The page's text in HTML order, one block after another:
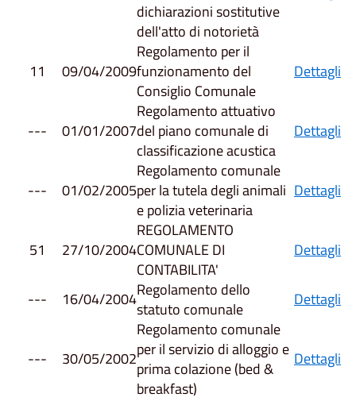
dichiarazioni sostitutive
dell'atto di notorietà
11 09/04/2009
Regolamento per il
funzionamento del
Consiglio Comunale
Dettagli
--- 01/01/2007
Regolamento attuativo
del piano comunale di
classificazione acustica
Dettagli
--- 01/02/2005
Regolamento comunale
per la tutela degli animali
e polizia veterinaria
Dettagli
51 27/10/2004
REGOLAMENTO
COMUNALE DI
CONTABILITA'
Dettagli
--- 16/04/2004Regolamento dello
statuto comunale
Dettagli
--- 30/05/2002
Regolamento comunale
per il servizio di alloggio e
prima colazione (bed &
breakfast)
Dettagli